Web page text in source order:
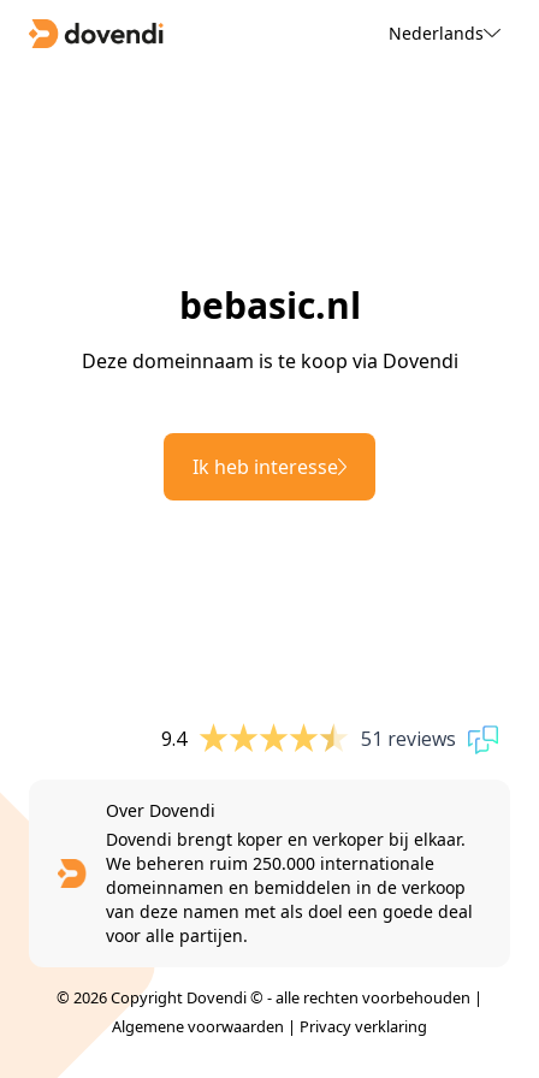
Nederlands
bebasic.nl
Deze domeinnaam is te koop via Dovendi
Ik heb interesse
9.4 51 reviews
Over Dovendi
Dovendi brengt koper en verkoper bij elkaar.
We beheren ruim 250.000 internationale
domeinnamen en bemiddelen in de verkoop
van deze namen met als doel een goede deal
voor alle partijen.
© 2026 Copyright Dovendi © - alle rechten voorbehouden |
Algemene voorwaarden | Privacy verklaring